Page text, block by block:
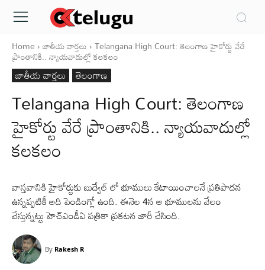
Home జాతీయ వార్తలు Telangana High Court: తెలంగాణ హైకోర్టు వేరే
ప్రాంతానికి.. న్యాయవాదుల్లో కలకలం
జాతీయ వార్తలు తెలంగాణ
Telangana High Court: తెలంగాణ
హైకోర్టు వేరే ప్రాంతానికి.. న్యాయవాదుల్లో
కలకలం
వాస్తవానికి హైకోర్టుకు బుద్వేల్ లో భూములు కేటాయించాలనే ప్రతిపాదన
ఉన్నప్పటికీ అది పెండింగ్లో ఉంది. ఈనెల 4న ఆ భూములను వేలం
వేస్తున్నట్టు హెచ్ఎండీఏ పత్రికా ప్రకటన జారీ చేసింది.
By Rakesh R